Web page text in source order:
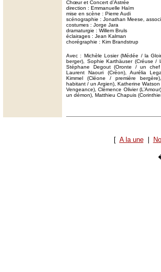
Chœur et Concert d’Astrée
direction : Emmanuelle Haïm
mise en scène : Pierre Audi
scénographie : Jonathan Meese,
costumes : Jorge Jara
dramaturgie : Willem Bruls
éclairages : Jean Kalman
chorégraphie : Kim Brandstrup
Avec : Michèle Losier (Médée / la
berger), Sophie Karthäuser (Créuse /
Stéphane Degout (Oronte / un
Laurent Naouri (Créon), Aurélia
Kimmel (Cléone / première
habitant / un Argien), Katherine
Vengeance), Clémence Olivier
un démon), Matthieu Chapuis
[ A la une|